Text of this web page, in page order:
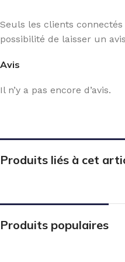
Avis
Il n’y a pas encore d’avis.
Seuls les clients
possibilité de laisser un
Produits liés à cet
Produits populaires